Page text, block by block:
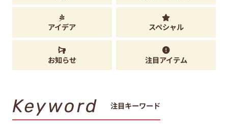
アイデア スペシャル
お知らせ 注目アイテム
Keyword 注目キーワード